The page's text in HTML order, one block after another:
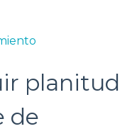
planitud
de